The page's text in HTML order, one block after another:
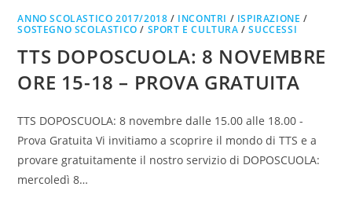
ANNO SCOLASTICO 2017/2018 / INCONTRI / ISPIRAZIONE /
SOSTEGNO SCOLASTICO / SPORT E CULTURA /SUCCESSI
TTS DOPOSCUOLA: 8 NOVEMBRE
ORE 15-18 – PROVA GRATUITA
TTS DOPOSCUOLA: 8 novembre dalle 15.00 alle 18.00 -
Prova Gratuita Vi invitiamo a scoprire il mondo di TTS e a
provare gratuitamente il nostro servizio di DOPOSCUOLA:
mercoledì 8…